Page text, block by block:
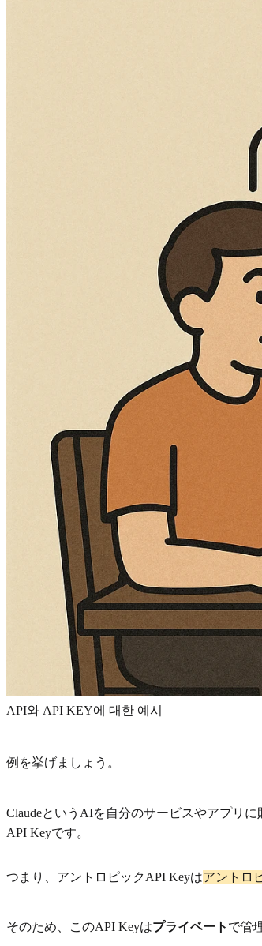
API와 API KEY에 대한 예시
例を挙げましょう。
ClaudeというAIを自分のサービスやアプリ
API Keyです。
つまり、アントロピックAPI Keyはアントロ
そのため、このAPI Keyはプライベート で管